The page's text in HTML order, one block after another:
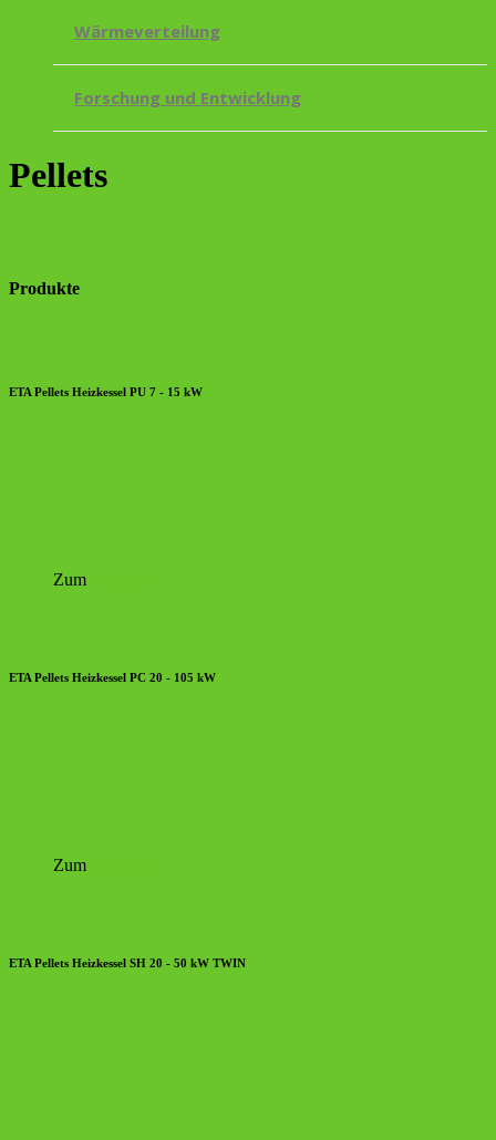
Wärmeverteilung
Forschung und Entwicklung
Pellets
Produkte
ETA Pellets Heizkessel PU 7 - 15 kW
Zum
ETA Pellets Heizkessel PC 20 - 105 kW
Zum
ETA Pellets Heizkessel SH 20 - 50 kW TWIN